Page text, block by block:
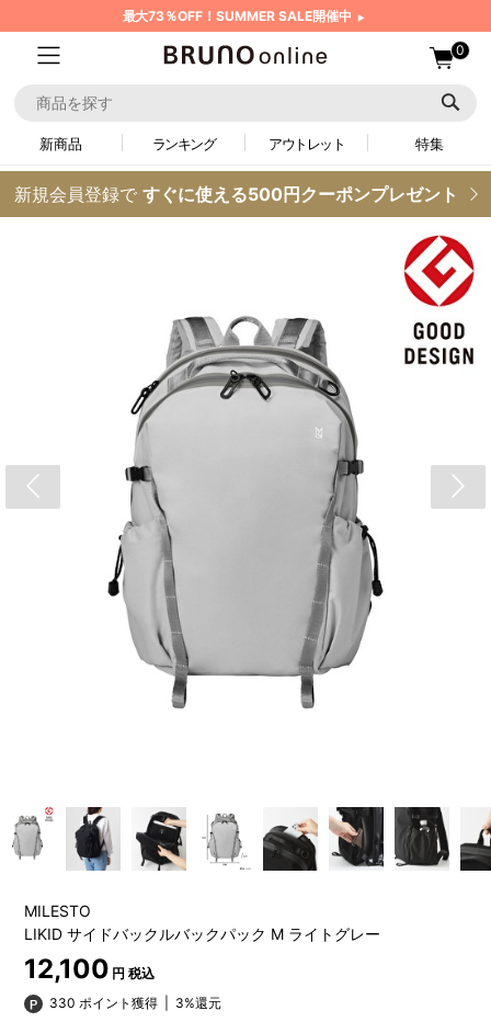
最大73％OFF！SUMMER SALE開催中
0
新商品 ランキング アウトレット 特集
新規会員登録で すぐに使える500円クーポンプレゼント
MILESTO
LIKID サイドバックルバックパック M ライトグレー
12,100 円 税込
330 ポイント獲得
3%還元